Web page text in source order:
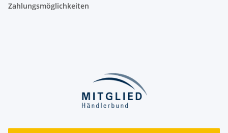
Zahlungsmöglichkeiten